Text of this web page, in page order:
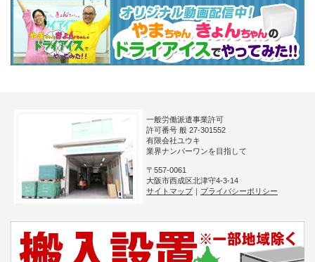
一般労働派遣事業許可
許可番号 般 27-301552
有限会社ユウキ
業界ナンバーワンを目指して
〒557-0061
大阪市西成区北津守4-3-14
サイトマップ｜ プライバシーポリシー